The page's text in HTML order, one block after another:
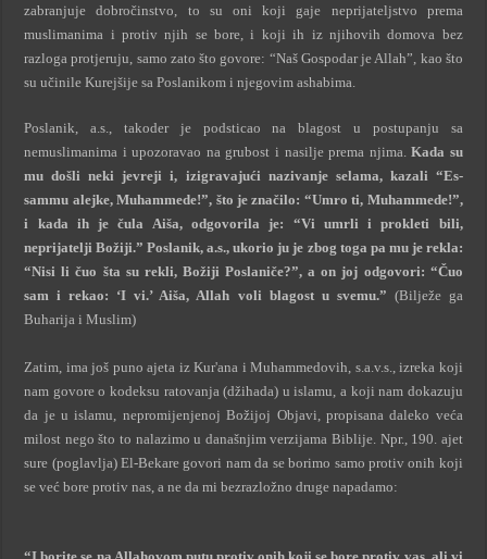
zabranjuje dobročinstvo, to su oni koji gaje neprijateljstvo prema
muslimanima i protiv njih se bore, i koji ih iz njihovih domova bez
razloga protjeruju, samo zato što govore: “Naš Gospodar je Allah”, kao što
su učinile Kurejšije sa Poslanikom i njegovim ashabima.
Poslanik, a.s., takoder je podsticao na blagost u postupanju sa
nemuslimanima i upozoravao na grubost i nasilje prema njima.Kada su
mu došli neki jevreji i, izigravajući nazivanje selama, kazali “Es-
sammu alejke, Muhammede!”, što je značilo: “Umro ti, Muhammede!”,
i kada ih je čula Aiša, odgovorila je: “Vi umrli i prokleti bili,
neprijatelji Božiji.” Poslanik, a.s., ukorio ju je zbog toga pa mu je rekla:
“Nisi li čuo šta su rekli, Božiji Poslaniče?”, a on joj odgovori: “Čuo
sam i rekao: ‘I vi.’ Aiša, Allah voli blagost u svemu.” (Bilježe ga
Buharija i Muslim)
Zatim, ima još puno ajeta iz Kur'ana i Muhammedovih, s.a.v.s., izreka koji
nam govore o kodeksu ratovanja (džihada) u islamu, a koji nam dokazuju
da je u islamu, nepromijenjenoj Božijoj Objavi, propisana daleko veća
milost nego što to nalazimo u današnjim verzijama Biblije. Npr., 190. ajet
sure (poglavlja) El-Bekare govori nam da se borimo samo protiv onih koji
se već bore protiv nas, a ne da mi bezrazložno druge napadamo: